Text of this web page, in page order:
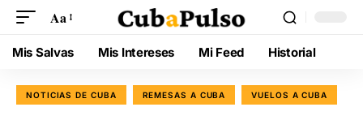
Aa
Mis Salvas Mis Intereses Mi Feed Historial
NOTICIAS DE CUBA REMESAS A CUBA VUELOS A CUBA